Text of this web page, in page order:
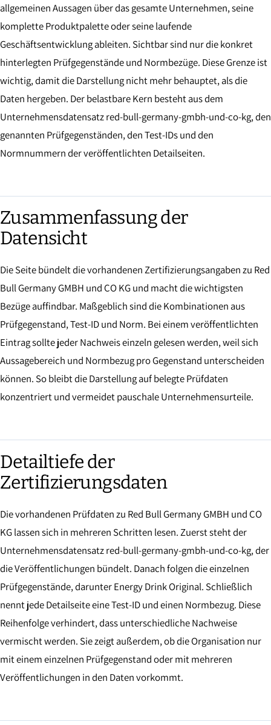
allgemeinen Aussagen über das gesamte Unternehmen, seine
komplette Produktpalette oder seine laufende
Geschäftsentwicklung ableiten. Sichtbar sind nur die konkret
hinterlegten Prüfgegenstände und Normbezüge. Diese Grenze ist
wichtig, damit die Darstellung nicht mehr behauptet, als die
Daten hergeben. Der belastbare Kern besteht aus dem
Unternehmensdatensatz red-bull-germany-gmbh-und-co-kg, den
genannten Prüfgegenständen, den Test-IDs und den
Normnummern der veröffentlichten Detailseiten.
Zusammenfassung der
Datensicht
Die Seite bündelt die vorhandenen Zertifizierungsangaben zu Red
Bull Germany GMBH und CO KG und macht die wichtigsten
Bezüge auffindbar. Maßgeblich sind die Kombinationen aus
Prüfgegenstand, Test-ID und Norm. Bei einem veröffentlichten
Eintrag sollte jeder Nachweis einzeln gelesen werden, weil sich
Aussagebereich und Normbezug pro Gegenstand unterscheiden
können. So bleibt die Darstellung auf belegte Prüfdaten
konzentriert und vermeidet pauschale Unternehmensurteile.
Detailtiefe der
Zertifizierungsdaten
Die vorhandenen Prüfdaten zu Red Bull Germany GMBH und CO
KG lassen sich in mehreren Schritten lesen. Zuerst steht der
Unternehmensdatensatz red-bull-germany-gmbh-und-co-kg, der
die Veröffentlichungen bündelt. Danach folgen die einzelnen
Prüfgegenstände, darunter Energy Drink Original. Schließlich
nennt jede Detailseite eine Test-ID und einen Normbezug. Diese
Reihenfolge verhindert, dass unterschiedliche Nachweise
vermischt werden. Sie zeigt außerdem, ob die Organisation nur
mit einem einzelnen Prüfgegenstand oder mit mehreren
Veröffentlichungen in den Daten vorkommt.